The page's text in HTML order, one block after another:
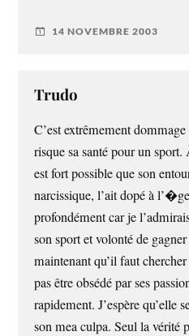
14 NOVEMBRE 2003
Trudo
C’est extrêmement
risque sa santé pour un
est fort possible que son
narcissique, l’ait dopé à
profondément car je
son sport et volonté de
maintenant qu’il faut
pas être obsédé par ses
rapidement. J’espère qu’elle
son mea culpa. Seul la vérité